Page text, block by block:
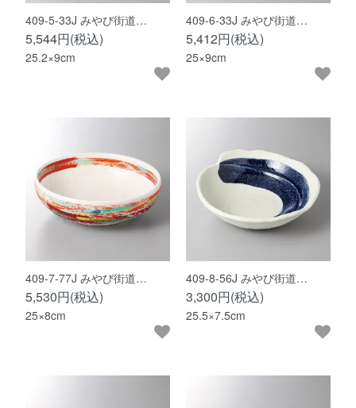
409-5-33J みやび街道…
5,544円(税込)
25.2×9cm
409-6-33J みやび街道…
5,412円(税込)
25×9cm
409-7-77J みやび街道…
5,530円(税込)
25×8cm
409-8-56J みやび街道…
3,300円(税込)
25.5×7.5cm